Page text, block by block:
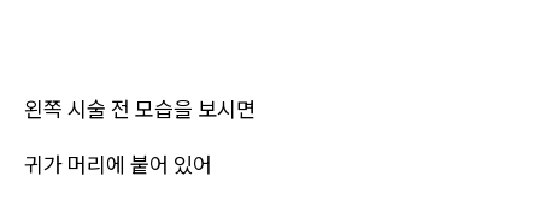
왼쪽 시술 전 모습을 보시면
귀가 머리에 붙어 있어